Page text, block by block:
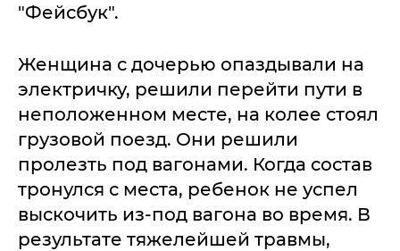
"Фейсбук".
Женщина с дочерью опаздывали на
электричку, решили перейти пути в
неположенном месте, на колее стоял
грузовой поезд. Они решили
пролезть под вагонами. Когда состав
тронулся с места, ребенок не успел
выскочить из-под вагона во время. В
результате тяжелейшей травмы,